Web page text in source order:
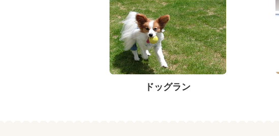
ドッグラン